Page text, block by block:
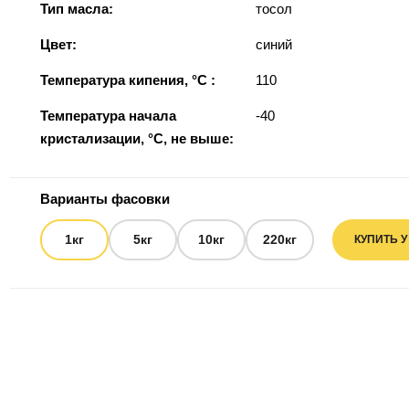
Тип масла: тосол
Цвет: синий
Температура кипения, °С : 110
Температура начала
кристализации, °С, не выше:
-40
Варианты фасовки
1кг 5кг 10кг 220кг КУПИТЬ